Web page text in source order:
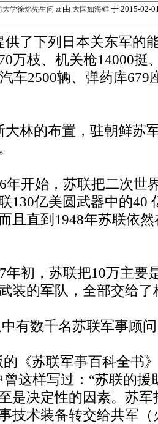
学徐焰先生问 zt 由 大国如海鲜 于 2015-02-
了下列日本关东军的
万枝、机关枪14000挺
车2500辆、弹药库679
林的布置，驻朝鲜苏
开始，苏联把二次世
130亿美圆武器中的40
且直到1948年苏联依
初，苏联把10万主要
装的军队，全部交给了
有数千名苏联军事顾
《苏联军事百科全书
曾这样写过：“苏联的
是决定性的因素。苏
技术装备转交给共军